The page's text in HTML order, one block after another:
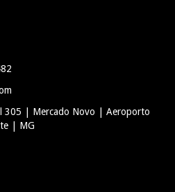
305 | Mercado Novo | Aeroporto
| MG